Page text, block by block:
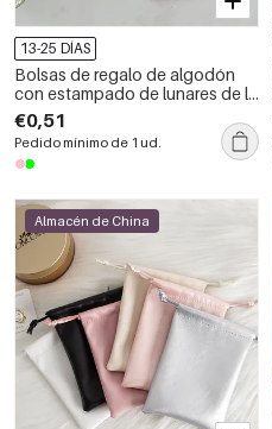
13-25 DÍAS
Bolsas de regalo de algodón
con estampado de lunares de la
serie Simple
€0,51
Pedido mínimo de 1 ud.
Almacén de China